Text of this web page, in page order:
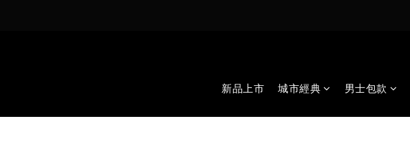
新品上市 城市經典 男士包款